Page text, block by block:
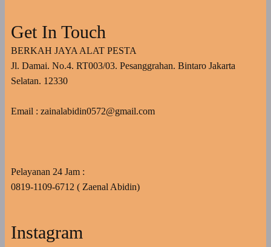
Get In Touch
BERKAH JAYA ALAT PESTA
Jl. Damai. No.4. RT003/03. Pesanggrahan. Bintaro Jakarta
Selatan. 12330
Email : zainalabidin0572@gmail.com
Pelayanan 24 Jam :
0819-1109-6712 ( Zaenal Abidin)
Instagram